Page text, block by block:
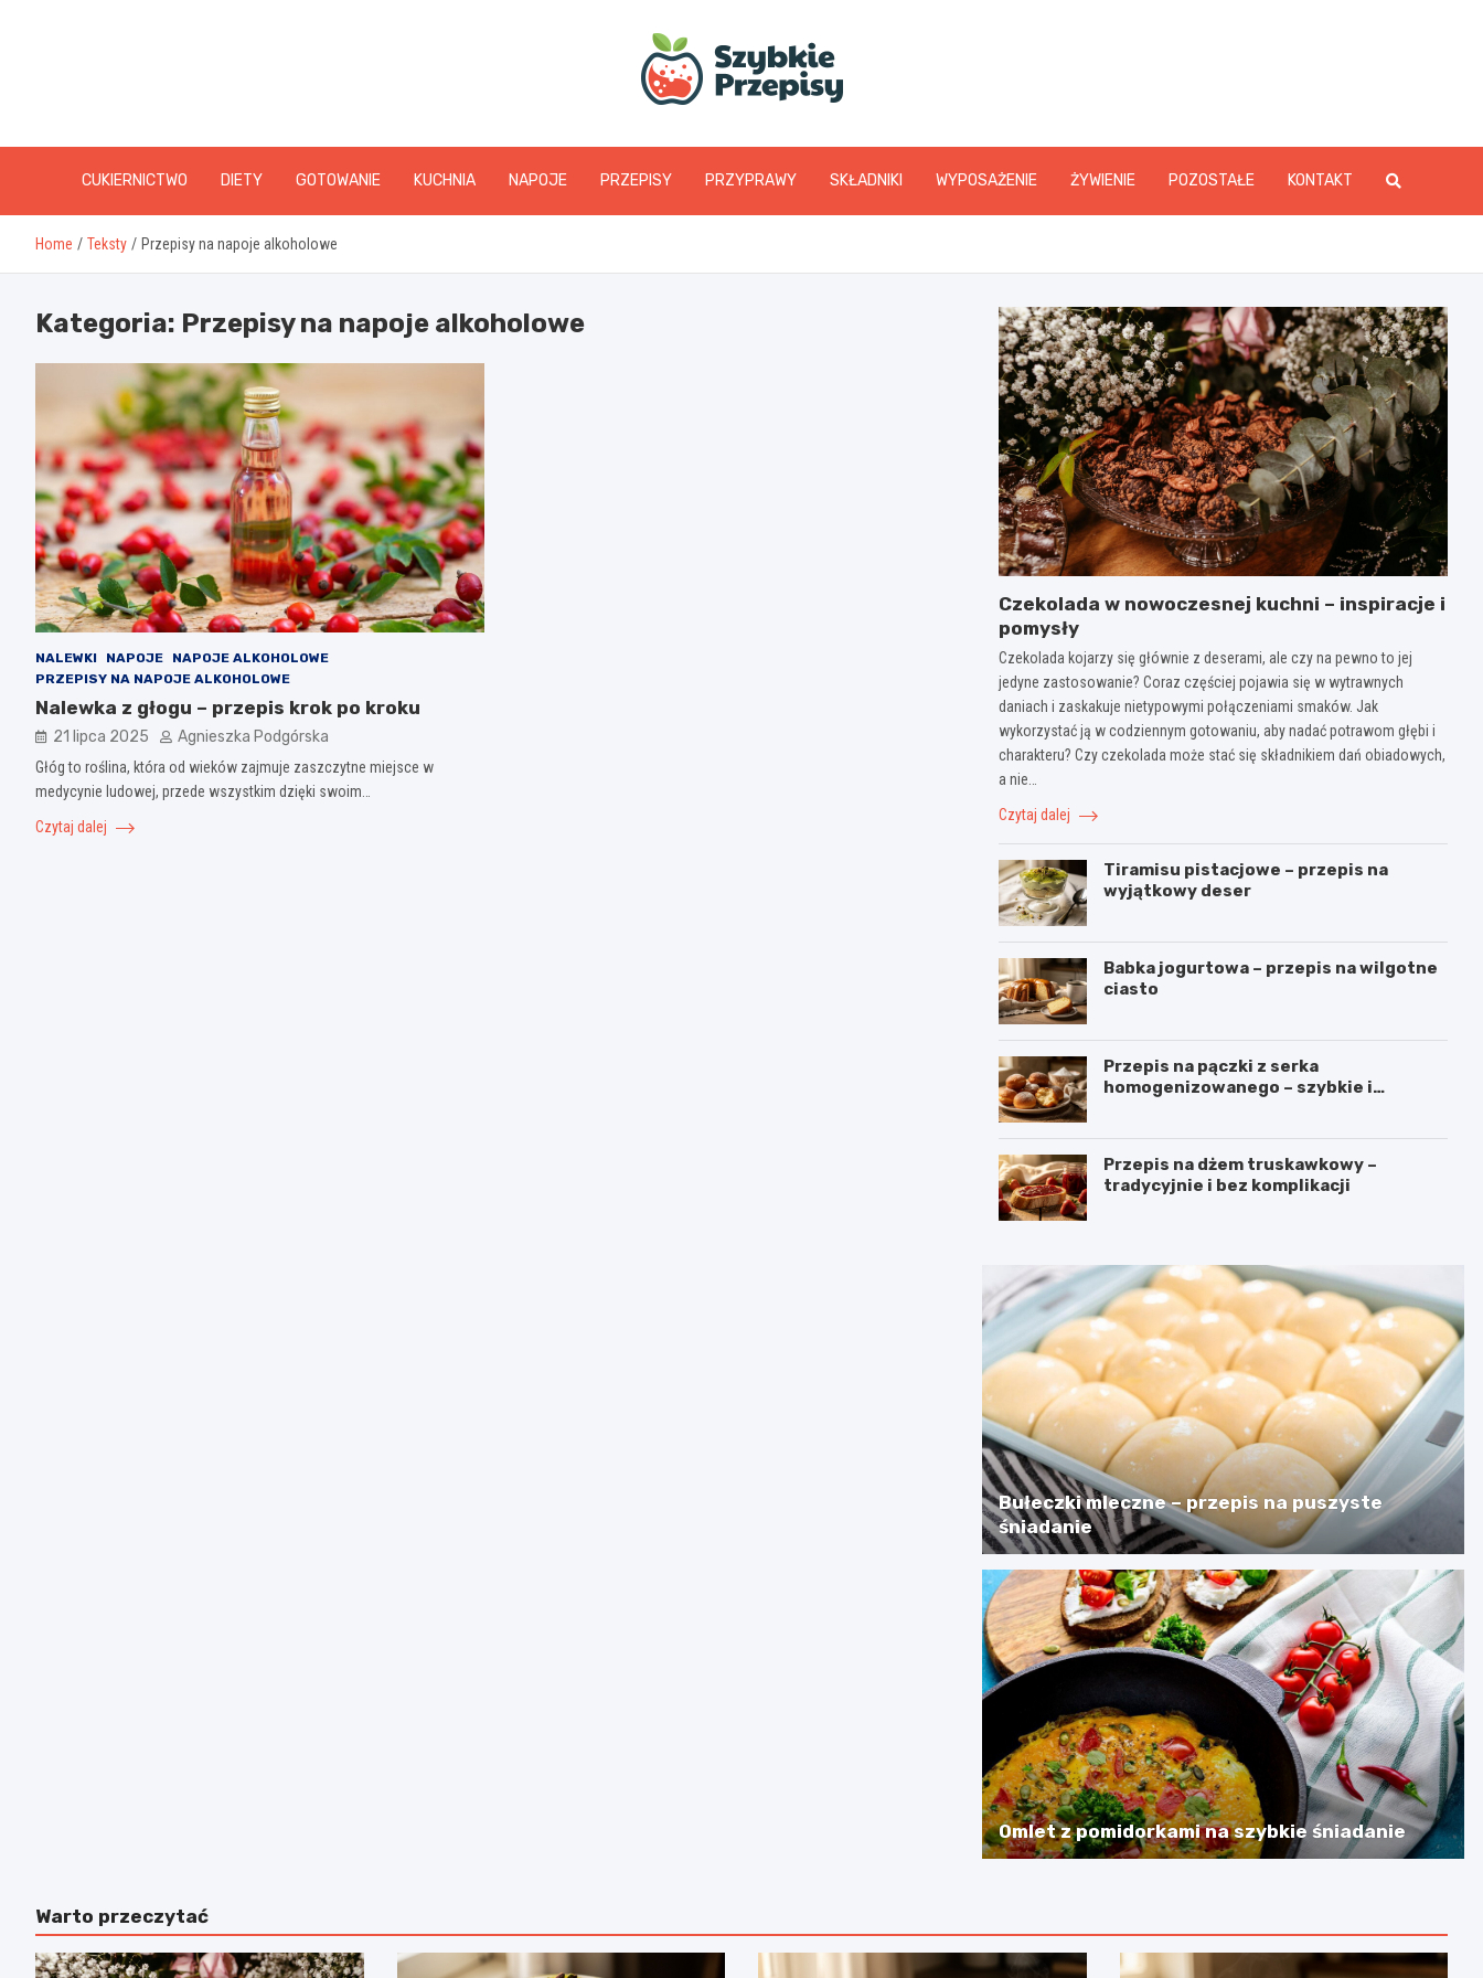
www.szybkieprzepisy.pl
CUKIERNICTWO DIETY GOTOWANIE KUCHNIA NAPOJE PRZEPISY PRZYPRAWY SKŁADNIKI WYPOSAŻENIE ŻYWIENIE POZOSTAŁE KONTAKT
Home Teksty Przepisy na napoje alkoholowe
Kategoria: Przepisy na napoje alkoholowe
NALEWKI NAPOJE
NAPOJE ALKOHOLOWE
PRZEPISY NA NAPOJE ALKOHOLOWE
Nalewka z głogu – przepis krok po kroku
21 lipca 2025 Agnieszka Podgórska
Głóg to roślina, która od wieków zajmuje zaszczytne miejsce w
medycynie ludowej, przede wszystkim dzięki swoim…
Czytaj dalej
Czekolada w nowoczesnej kuchni – inspiracje i
pomysły
Czekolada kojarzy się głównie z deserami, ale czy na pewno to jej
jedyne zastosowanie? Coraz częściej pojawia się w wytrawnych
daniach i zaskakuje nietypowymi połączeniami smaków. Jak
wykorzystać ją w codziennym gotowaniu, aby nadać potrawom głębi i
charakteru? Czy czekolada może stać się składnikiem dań obiadowych,
a nie…
Czytaj dalej
Tiramisu pistacjowe – przepis na
wyjątkowy deser
Babka jogurtowa – przepis na wilgotne
ciasto
Przepis na pączki z serka
homogenizowanego – szybkie i
Przepis na dżem truskawkowy –
tradycyjnie i bez komplikacji
Bułeczki mleczne – przepis na puszyste
śniadanie
Omlet z pomidorkami na szybkie śniadanie
Warto przeczytać